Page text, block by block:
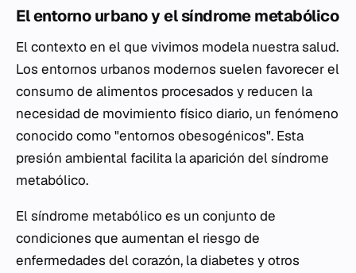
El entorno urbano y el síndrome metabólico
El contexto en el que vivimos modela nuestra salud.
Los entornos urbanos modernos suelen favorecer el
consumo de alimentos procesados y reducen la
necesidad de movimiento físico diario, un fenómeno
conocido como "entornos obesogénicos". Esta
presión ambiental facilita la aparición del síndrome
metabólico.
El síndrome metabólico es un conjunto de
condiciones que aumentan el riesgo de
enfermedades del corazón, la diabetes y otros